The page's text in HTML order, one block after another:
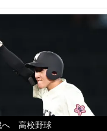
へ 高校野球